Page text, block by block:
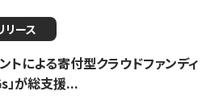
リース
トによる寄付型クラウドファンディ
」が総支援...